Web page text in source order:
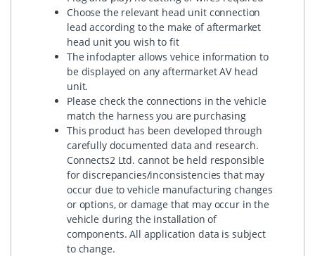
Choose the relevant head unit connection
lead according to the make of aftermarket
head unit you wish to fit
The infodapter allows vehice information to
be displayed on any aftermarket AV head
unit.
Please check the connections in the vehicle
match the harness you are purchasing
This product has been developed through
carefully documented data and research.
Connects2 Ltd. cannot be held responsible
for discrepancies/inconsistencies that may
occur due to vehicle manufacturing changes
or options, or damage that may occur in the
vehicle during the installation of
components. All application data is subject
to change.